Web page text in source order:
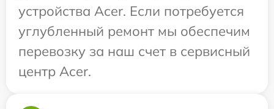
устройства Acer. Если потребуется
углубленный ремонт мы обеспечим
перевозку за наш счет в сервисный
центр Acer.